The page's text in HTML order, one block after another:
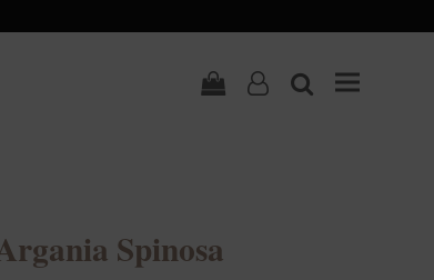
Carrito
user- search
Spinosa